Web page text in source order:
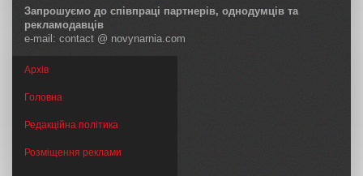
Запрошуємо до співпраці партнерів, однодумців та
рекламодавців
e-mail: contact @ novynarnia.com
Архів
Головна
Редакційна політика
Розміщення реклами